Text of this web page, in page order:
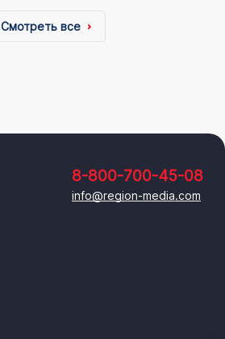
Смотреть все
8-800-700-45-08
info@region-media.com